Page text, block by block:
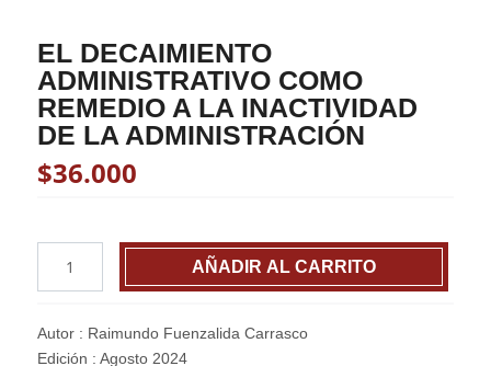
EL DECAIMIENTO
ADMINISTRATIVO COMO
REMEDIO A LA INACTIVIDAD
DE LA ADMINISTRACIÓN
$36.000
DECAIMIENTO
COMO
REMEDIO
AÑADIR AL CARRITO
Autor : Raimundo Fuenzalida Carrasco
Edición : Agosto 2024